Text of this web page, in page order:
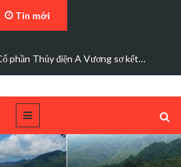
Tin mới
phần Thủy điện A Vương sơ kết…